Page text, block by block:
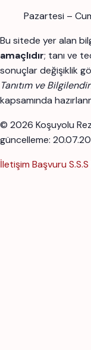
Pazartesi –
Bu sitede yer alan
amaçlıdır; tanı ve
sonuçlar değişiklik
Tanıtım ve
kapsamında
© 2026 Koşuyolu
güncelleme:
İletişim Başvuru S.S.S